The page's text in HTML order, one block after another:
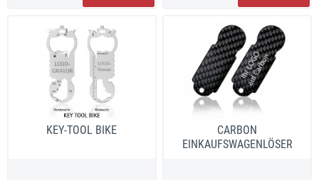
KEY-TOOL BIKE
CARBON
EINKAUFSWAGENLÖSER